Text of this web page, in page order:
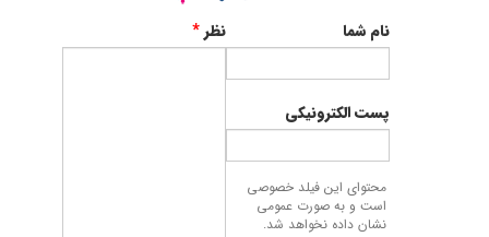
نام شما
پست الکترونیکی
محتوای این فیلد خصوصی
است و به صورت عمومی
نشان داده نخواهد شد.
نظر*